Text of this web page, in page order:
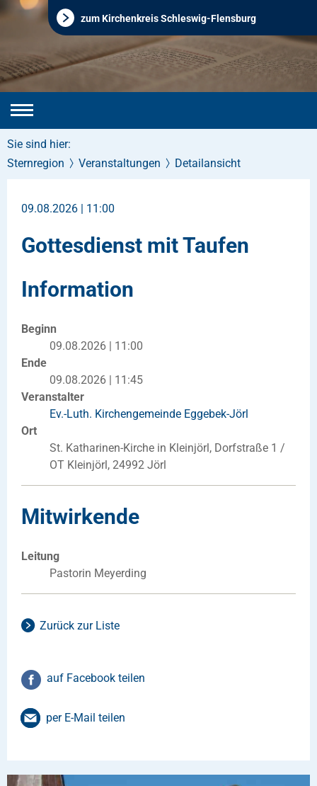
zum Kirchenkreis Schleswig-Flensburg
Sie sind hier:
Sternregion
Veranstaltungen Detailansicht
09.08.2026 | 11:00
Gottesdienst mit Taufen
Information
Beginn
09.08.2026 | 11:00
Ende
09.08.2026 | 11:45
Veranstalter
Ev.-Luth. Kirchengemeinde Eggebek-Jörl
Ort
St. Katharinen-Kirche in Kleinjörl, Dorfstraße 1 /
OT Kleinjörl, 24992 Jörl
Mitwirkende
Leitung
Pastorin Meyerding
Zurück zur Liste
auf Facebook teilen
per E-Mail teilen